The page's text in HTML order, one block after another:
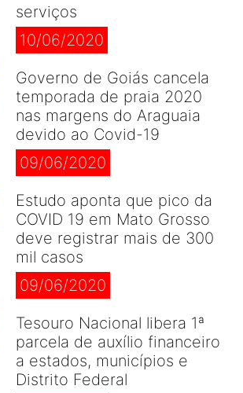
serviços
10/06/2020
Governo de Goiás cancela
temporada de praia 2020
nas margens do Araguaia
devido ao Covid-19
09/06/2020
Estudo aponta que pico da
COVID 19 em Mato Grosso
deve registrar mais de 300
mil casos
09/06/2020
Tesouro Nacional libera 1ª
parcela de auxílio financeiro
a estados, municípios e
Distrito Federal